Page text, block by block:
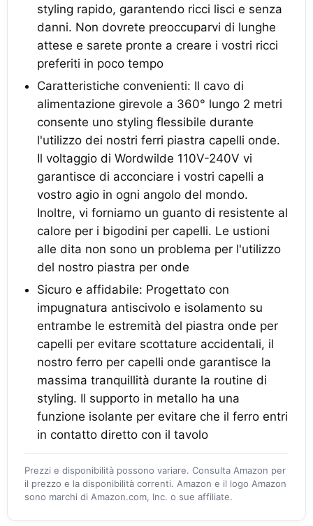
styling rapido, garantendo ricci lisci e senza
danni. Non dovrete preoccuparvi di lunghe
attese e sarete pronte a creare i vostri ricci
preferiti in poco tempo
Caratteristiche convenienti: Il cavo di
alimentazione girevole a 360° lungo 2 metri
consente uno styling flessibile durante
l'utilizzo dei nostri ferri piastra capelli onde.
Il voltaggio di Wordwilde 110V-240V vi
garantisce di acconciare i vostri capelli a
vostro agio in ogni angolo del mondo.
Inoltre, vi forniamo un guanto di resistente al
calore per i bigodini per capelli. Le ustioni
alle dita non sono un problema per l'utilizzo
del nostro piastra per onde
Sicuro e affidabile: Progettato con
impugnatura antiscivolo e isolamento su
entrambe le estremità del piastra onde per
capelli per evitare scottature accidentali, il
nostro ferro per capelli onde garantisce la
massima tranquillità durante la routine di
styling. Il supporto in metallo ha una
funzione isolante per evitare che il ferro entri
in contatto diretto con il tavolo
Prezzi e disponibilità possono variare. Consulta Amazon per
il prezzo e la disponibilità correnti. Amazon e il logo Amazon
sono marchi di Amazon.com, Inc. o sue affiliate.